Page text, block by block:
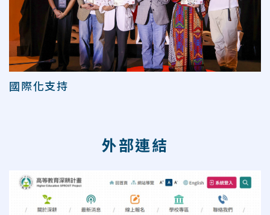
國際化支持
外部連結